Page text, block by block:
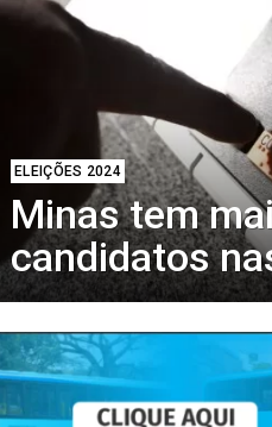
ELEIÇÕES 2024
Minas tem
candidatos